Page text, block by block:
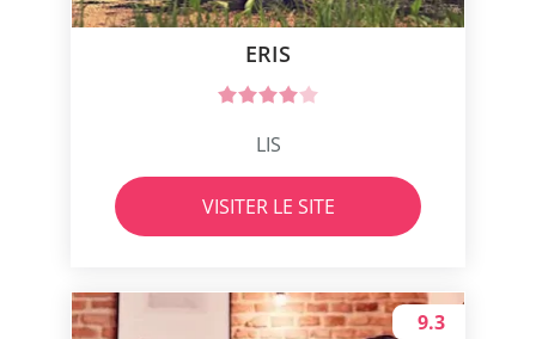
ERIS
LIS
VISITER LE SITE
9.3